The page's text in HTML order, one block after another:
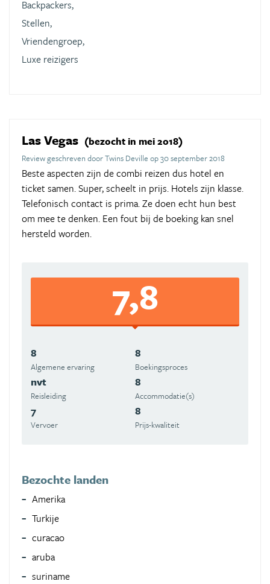
Backpackers,
Stellen,
Vriendengroep,
Luxe reizigers
Las Vegas (bezocht in mei 2018)
Review geschreven door Twins Deville op 30 september 2018
Beste aspecten zijn de combi reizen dus hotel en
ticket samen. Super, scheelt in prijs. Hotels zijn klasse.
Telefonisch contact is prima. Ze doen echt hun best
om mee te denken. Een fout bij de boeking kan snel
hersteld worden.
7,8
8
Algemene ervaring
8
Boekingsproces
nvt
Reisleiding
8
Accommodatie(s)
7
Vervoer
8
Prijs-kwaliteit
Bezochte landen
Amerika
Turkije
curacao
aruba
suriname